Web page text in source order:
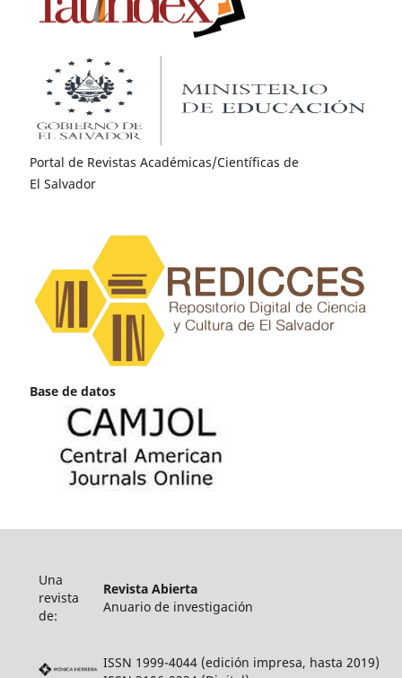
Portal de Revistas Académicas/Científicas de
El Salvador
Base de datos
Una
revista
de:
Revista Abierta
Anuario de investigación
ISSN 1999-4044 (edición impresa, hasta 2019)